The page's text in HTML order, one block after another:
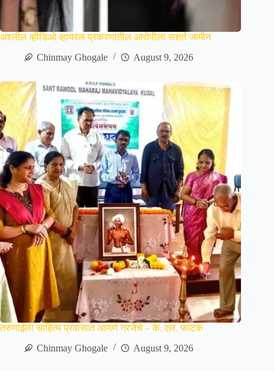
अश्लील व्हीडिओ व्हायरल प्रकरणातील आरोपीला सशर्त जामीन
Chinmay Ghogale
August 9, 2026
तरुणाईला साहित्य प्रवासात आणणे गरजेचे – के. एल. फाटक
Chinmay Ghogale
August 9, 2026